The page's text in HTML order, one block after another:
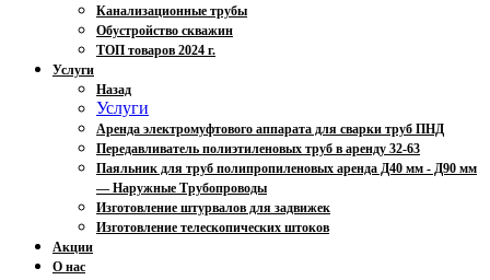
Канализационные трубы
Обустройство скважин
ТОП товаров 2024 г.
Услуги
Назад
Услуги
Аренда электромуфтового аппарата для сварки труб ПНД
Передавливатель полиэтиленовых труб в аренду 32-63
Паяльник для труб полипропиленовых аренда Д40 мм - Д90 мм
— Наружные Трубопроводы
Изготовление штурвалов для задвижек
Изготовление телескопических штоков
Акции
О нас